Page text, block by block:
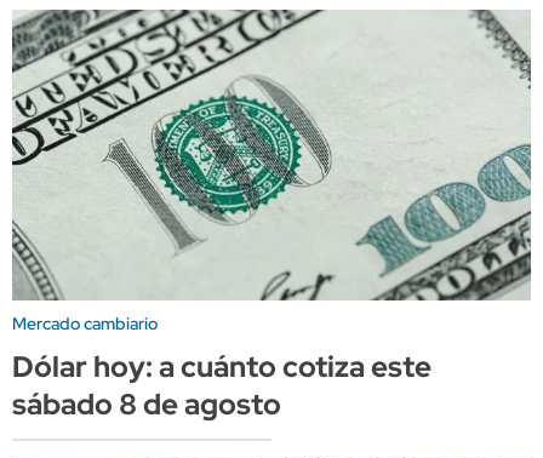
Mercado cambiario
Dólar hoy: a cuánto cotiza este
sábado 8 de agosto